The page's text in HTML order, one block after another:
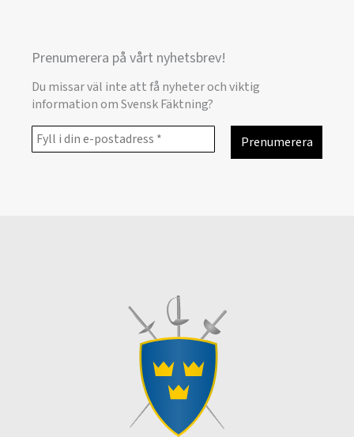
Prenumerera på vårt nyhetsbrev!
Du missar väl inte att få nyheter och viktig
information om Svensk Fäktning?